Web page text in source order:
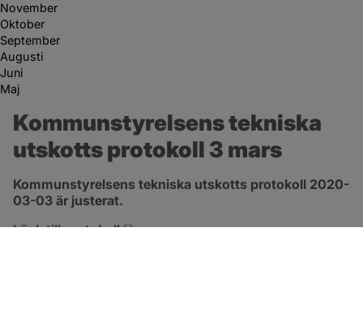
November
Oktober
September
Augusti
Juni
Maj
Kommunstyrelsens tekniska
utskotts protokoll 3 mars
Kommunstyrelsens tekniska utskotts protokoll 2020-
03-03 är justerat.
Länk till protokoll
pdf, 380.7 kB, öppnas i nytt fönster.